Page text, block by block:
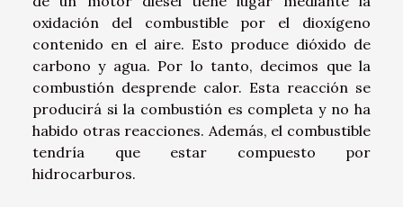
oxidación del combustible por el dioxígeno
contenido en el aire. Esto produce dióxido de
carbono y agua. Por lo tanto, decimos que la
combustión desprende calor. Esta reacción se
producirá si la combustión es completa y no ha
habido otras reacciones. Además, el combustible
tendría que estar compuesto por
hidrocarburos.